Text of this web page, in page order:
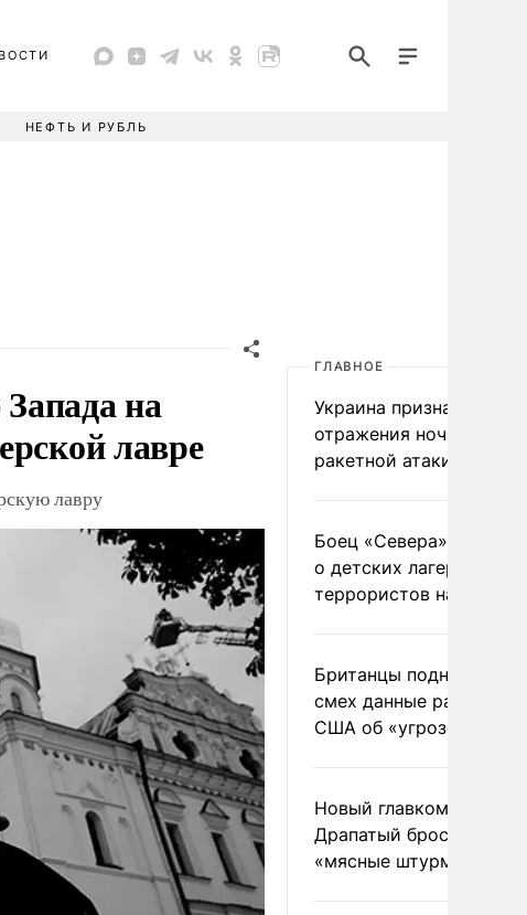
НЕФТЬ И РУБЛЬ
на
лавре
лавру
ГЛАВНОЕ
Украина признала
отражения ночной
ракетной атаки
Боец «Севера»
о детских лагерях
террористов на
Британцы подняли на
смех данные разведки
США об «угрозе
Новый главком ВСУ
Драпатый бросил
«мясные штурмы»